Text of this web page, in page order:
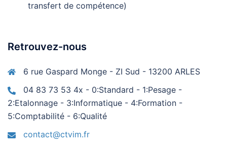
transfert de compétence)
Retrouvez-nous
6 rue Gaspard Monge - ZI Sud - 13200 ARLES
04 83 73 53 4x - 0:Standard - 1:Pesage -
2:Etalonnage - 3:Informatique - 4:Formation -
5:Comptabilité - 6:Qualité
contact@ctvim.fr